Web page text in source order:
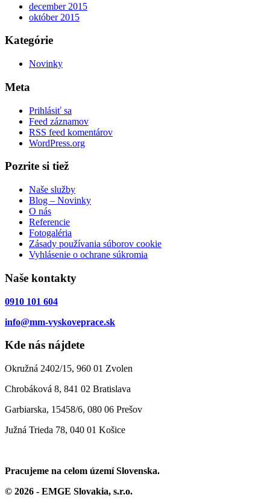
december 2015
október 2015
Kategórie
Novinky
Meta
Prihlásiť sa
Feed záznamov
RSS feed komentárov
WordPress.org
Pozrite si tiež
Naše služby
Blog – Novinky
O nás
Referencie
Fotogaléria
Zásady používania súborov cookie
Vyhlásenie o ochrane súkromia
Naše kontakty
0910 101 604
info@mm-vyskoveprace.sk
Kde nás nájdete
Okružná 2402/15, 960 01 Zvolen
Chrobáková 8, 841 02 Bratislava
Garbiarska, 15458/6, 080 06 Prešov
Južná Trieda 78, 040 01 Košice
Pracujeme na celom území Slovenska.
© 2026 - EMGE Slovakia, s.r.o.